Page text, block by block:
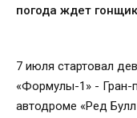
погода ждет
7 июля стартовал
«Формулы-1» - Гран-
автодроме «Ред